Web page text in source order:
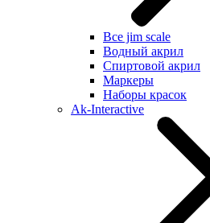
Все jim scale
Водный акрил
Спиртовой акрил
Маркеры
Наборы красок
Ak-Interactive